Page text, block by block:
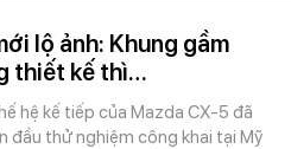
lộ ảnh: Khung gầm
thiết kế thì…
hệ kế tiếp của Mazda CX-5 đã
đầu thử nghiệm công khai tại Mỹ